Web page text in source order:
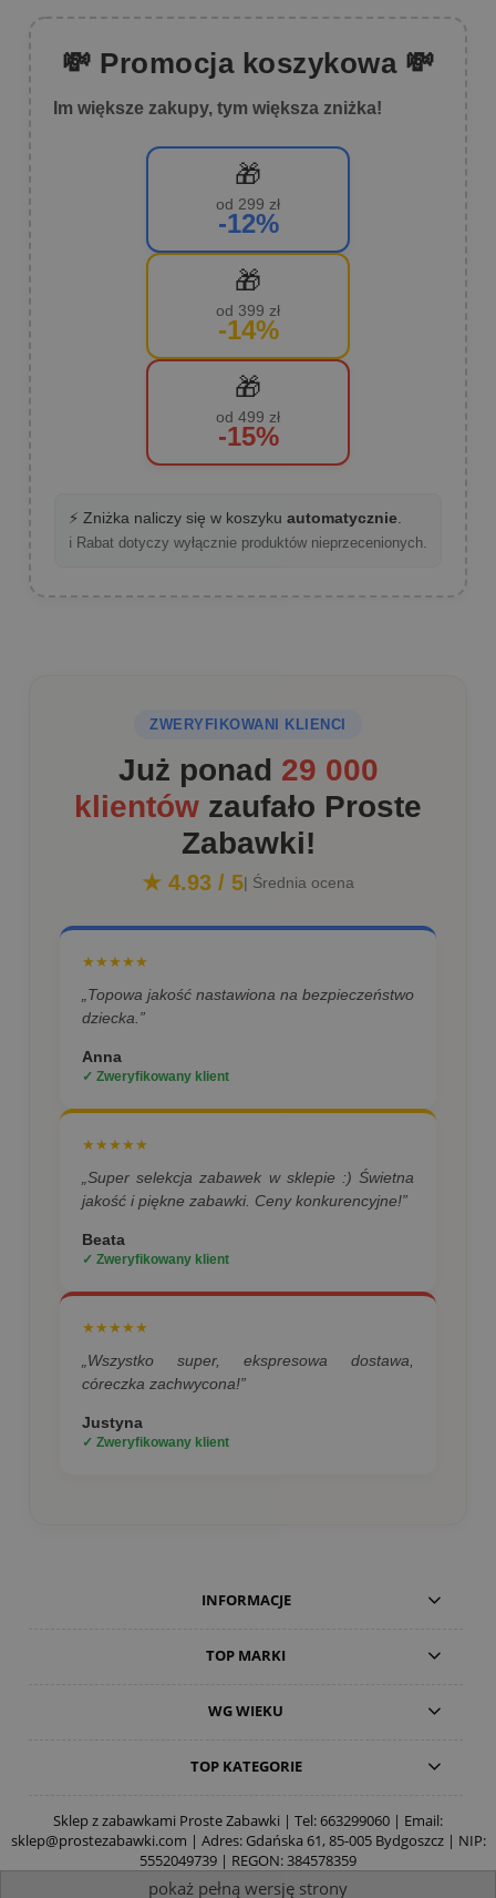
💸 Promocja koszykowa 💸
Im większe zakupy, tym większa zniżka!
🎁
od 299 zł
-12%
🎁
od 399 zł
-14%
🎁
od 499 zł
-15%
⚡ Zniżka naliczy się w koszyku automatycznie.
ℹ️ Rabat dotyczy wyłącznie produktów nieprzecenionych.
ZWERYFIKOWANI KLIENCI
Już ponad 29 000
klientów zaufało Proste
Zabawki!
★ 4.93 / 5| Średnia ocena
★★★★★
„Topowa jakość nastawiona na bezpieczeństwo
dziecka.”
Anna
✓ Zweryfikowany klient
★★★★★
„Super selekcja zabawek w sklepie :) Świetna
jakość i piękne zabawki. Ceny konkurencyjne!”
Beata
✓ Zweryfikowany klient
★★★★★
„Wszystko super, ekspresowa dostawa,
córeczka zachwycona!”
Justyna
✓ Zweryfikowany klient
INFORMACJE
TOP MARKI
WG WIEKU
TOP KATEGORIE
Sklep z zabawkami Proste Zabawki | Tel:663299060 | Email:
sklep@prostezabawki.com | Adres: Gdańska 61, 85-005 Bydgoszcz | NIP:
5552049739 | REGON: 384578359
pokaż pełną wersję strony